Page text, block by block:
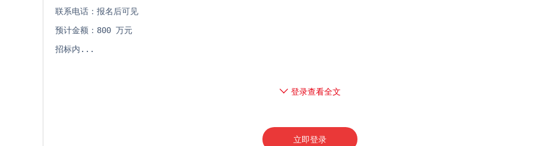
联系电话：报名后可见
预计金额：800 万元
招标内...
登录查看全文
立即登录